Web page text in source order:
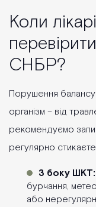
Коли
СНБР?
Порушення
організм – від
рекомендуємо
регулярно
З боку ШКТ:
бурчання,
або